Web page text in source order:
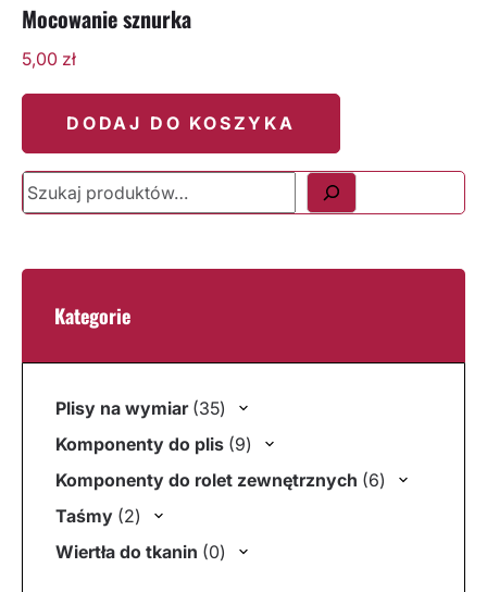
Szukaj
Kategorie
Plisy na wymiar 3535 produktów
Komponenty do plis 99 produktów
Komponenty do rolet zewnętrznych 66 produktów
Taśmy 22 produkty
Wiertła do tkanin 00 produktów
Mocowanie sznurka
5,00 zł
DODAJ DO KOSZYKA